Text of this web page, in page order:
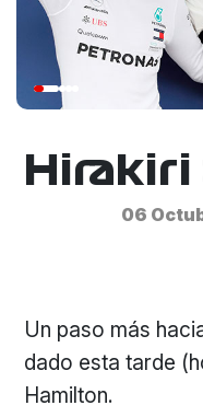
Hirakiri
06
Un paso más
dado esta tarde
Hamilton.